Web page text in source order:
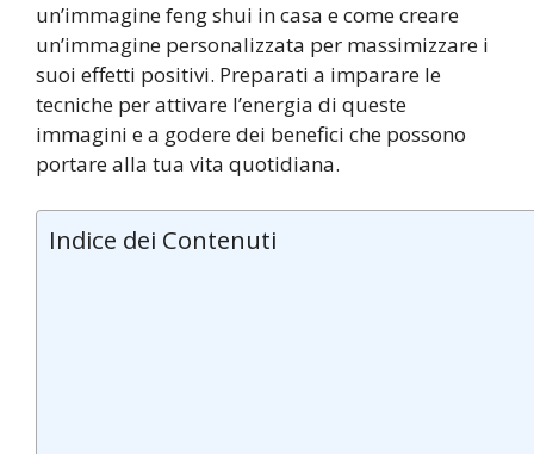
un’immagine feng shui in casa e come creare
un’immagine personalizzata per massimizzare i
suoi effetti positivi. Preparati a imparare le
tecniche per attivare l’energia di queste
immagini e a godere dei benefici che possono
portare alla tua vita quotidiana.
Indice dei Contenuti